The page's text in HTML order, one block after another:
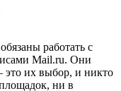
работать с
Mail.ru. Они
это их выбор, и никто
ни в